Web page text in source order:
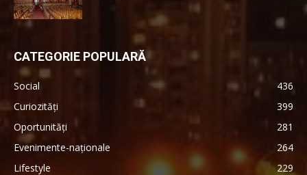
CATEGORIE POPULARĂ
Social
436
Curiozități
399
Oportunități
281
Evenimente-naționale
264
Lifestyle
229